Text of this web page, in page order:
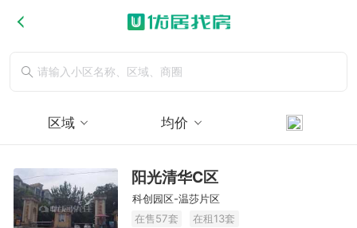
区域 均价
阳光清华C区
科创园区-温莎片区
在售57套
在租13套